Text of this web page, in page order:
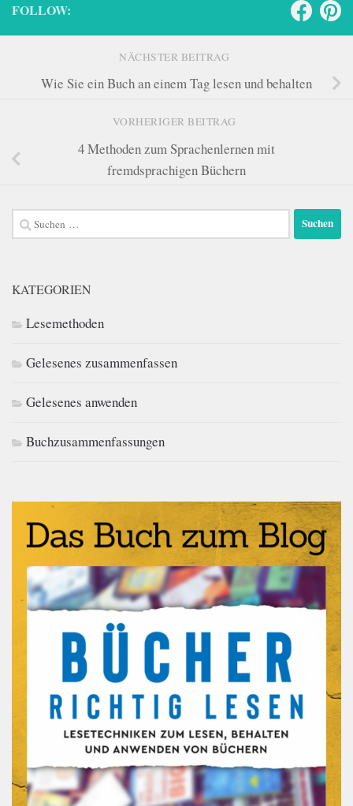
FOLLOW:
NÄCHSTER BEITRAG
Wie Sie ein Buch an einem Tag lesen und behalten
VORHERIGER BEITRAG
4 Methoden zum Sprachenlernen mit
fremdsprachigen Büchern
Suchen
nach:
KATEGORIEN
Lesemethoden
Gelesenes zusammenfassen
Gelesenes anwenden
Buchzusammenfassungen